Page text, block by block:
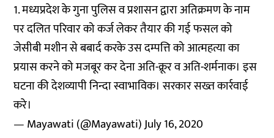
1. मध्यप्रदेश के गुना पुलिस व प्रशासन द्वारा अतिक्रमण के नाम
पर दलित परिवार को कर्ज लेकर तैयार की गई फसल को
जेसीबी मशीन से बबार्द करके उस दम्पत्ति को आत्महत्या का
प्रयास करने को मजबूर कर देना अति-क्रूर व अति-शर्मनाक। इस
घटना की देशव्यापी निन्दा स्वाभाविक। सरकार सख्त कार्रवाई
करे।
— Mayawati (@Mayawati)July 16, 2020